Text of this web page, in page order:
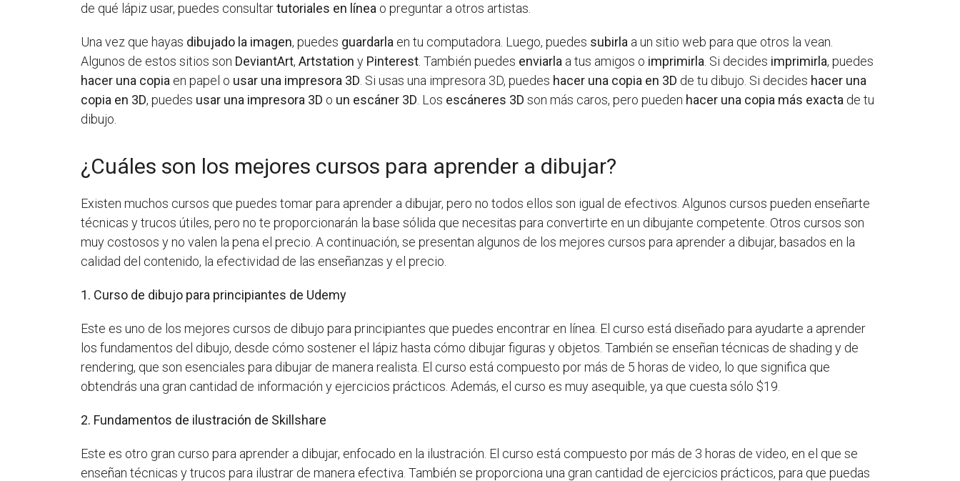
de qué lápiz usar, puedes consultartutoriales en línea o preguntar a otros artistas.
Una vez que hayas dibujado la imagen, puedes guardarla en tu computadora. Luego, puedes subirla a un sitio web para que otros la vean.
Algunos de estos sitios son DeviantArt,Artstation y Pinterest . También puedes enviarla a tus amigos o imprimirla . Si decides imprimirla, puedes
hacer una copia en papel o usar una impresora 3D . Si usas una impresora 3D, puedes hacer una copia en 3D de tu dibujo. Si decides hacer una
copia en 3D, puedes usar una impresora 3D o un escáner 3D . Los escáneres 3D son más caros, pero pueden hacer una copia más exacta de tu
dibujo.
¿Cuáles son los mejores cursos para aprender a dibujar?
Existen muchos cursos que puedes tomar para aprender a dibujar, pero no todos ellos son igual de efectivos. Algunos cursos pueden enseñarte
técnicas y trucos útiles, pero no te proporcionarán la base sólida que necesitas para convertirte en un dibujante competente. Otros cursos son
muy costosos y no valen la pena el precio. A continuación, se presentan algunos de los mejores cursos para aprender a dibujar, basados en la
calidad del contenido, la efectividad de las enseñanzas y el precio.
1. Curso de dibujo para principiantes de Udemy
Este es uno de los mejores cursos de dibujo para principiantes que puedes encontrar en línea. El curso está diseñado para ayudarte a aprender
los fundamentos del dibujo, desde cómo sostener el lápiz hasta cómo dibujar figuras y objetos. También se enseñan técnicas de shading y de
rendering, que son esenciales para dibujar de manera realista. El curso está compuesto por más de 5 horas de video, lo que significa que
obtendrás una gran cantidad de información y ejercicios prácticos. Además, el curso es muy asequible, ya que cuesta sólo $19.
2. Fundamentos de ilustración de Skillshare
Este es otro gran curso para aprender a dibujar, enfocado en la ilustración. El curso está compuesto por más de 3 horas de video, en el que se
enseñan técnicas y trucos para ilustrar de manera efectiva. También se proporciona una gran cantidad de ejercicios prácticos, para que puedas